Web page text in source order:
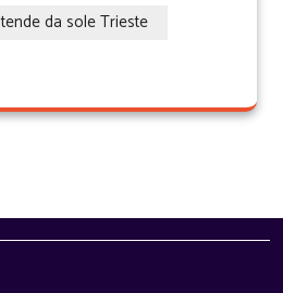
tende da sole Trieste